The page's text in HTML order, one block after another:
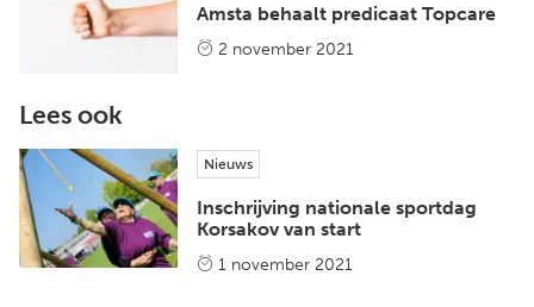
Amsta behaalt predicaat Topcare
2 november 2021
Lees ook
Nieuws
Inschrijving nationale sportdag
Korsakov van start
1 november 2021